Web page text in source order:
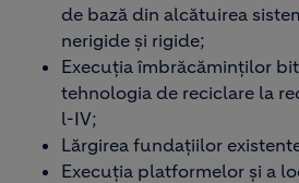
de bază din alcătuirea
nerigide și rigide;​
Execuția îmbrăcăminților
tehnologia de reciclare la
l-IV;​
Lărgirea fundațiilor
Execuția platformelor și a